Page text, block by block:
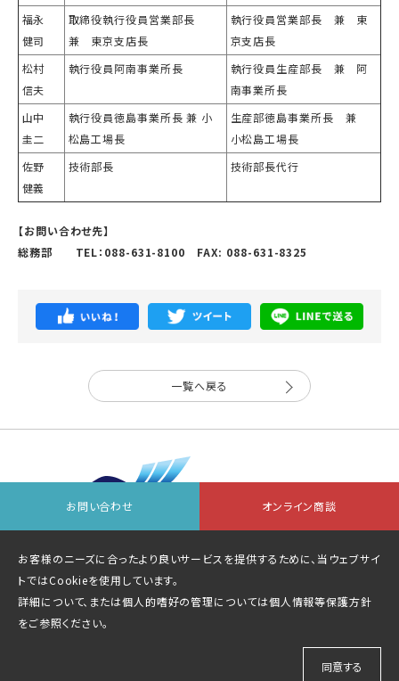
福永
健司
取締役執行役員営業部長
兼 東京支店長
執行役員営業部長 兼 東
京支店長
松村
信夫
執行役員阿南事業所長
執行役員生産部長 兼 阿
南事業所長
山中
圭二
執行役員徳島事業所長 兼 小
松島工場長
生産部徳島事業所長 兼
小松島工場長
佐野
健義
技術部長 技術部長代行
【お問い合わせ先】
総務部 TEL：088-631-8100 FAX: 088-631-8325
一覧へ戻る
会社情報 お問い合わせ先一覧
オンライン商談
お問い合わせ オンライン商談
お客様のニーズに合ったより良いサービスを提供するために、当ウェブサイ
トではCookieを使用しています。
詳細について、または個人的嗜好の管理については個人情報等保護方針
をご参照ください。